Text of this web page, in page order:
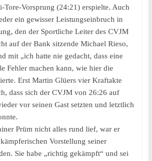
Tore-Vorsprung (24:21) erspielte. Auch
ein gewisser Leistungseinbruch in
den der Sportliche Leiter des CVJM
auf der Bank sitzende Michael Rieso,
mit „ich hatte nie gedacht, dass eine
Fehler machen kann, wie hier die
Erst Martin Glüers vier Kraftakte
dass sich der CVJM von 26:26 auf
vor seinen Gast setzten und letztlich
Prüm nicht alles rund lief, war er
Vorstellung seiner
Sie habe „richtig gekämpft“ und sei